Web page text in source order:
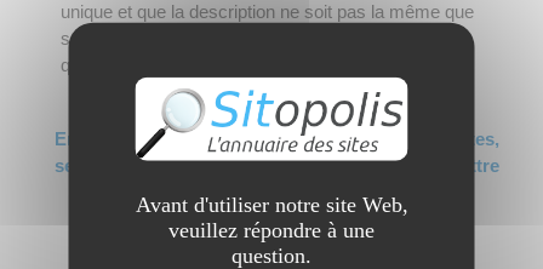
unique et que la description ne soit pas la même que
sur d'autres sites afin de proposer un contenu de
qualité.
En raison de trop nombreuses soumissions de sites,
seuls les forfaits PREMIUM ont le droit de soumettre
Merci de choisir le forfait ci-dessous.
Avant d'utiliser notre site Web,
veuillez répondre à une
question.